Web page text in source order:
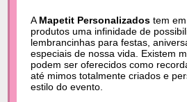
A Mapetit Personalizados tem
produtos uma infinidade de
lembrancinhas para festas,
especiais de nossa vida. Existem
podem ser oferecidos como
até mimos totalmente criados e
estilo do evento.